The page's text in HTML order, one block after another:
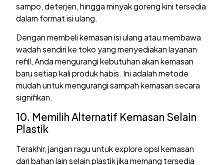
sampo, deterjen, hingga minyak goreng kini tersedia
dalam format isi ulang.
Dengan membeli kemasan isi ulang atau membawa
wadah sendiri ke toko yang menyediakan layanan
refill, Anda mengurangi kebutuhan akan kemasan
baru setiap kali produk habis. Ini adalah metode
mudah untuk mengurangi sampah kemasan secara
signifikan.
10. Memilih Alternatif Kemasan Selain
Plastik
Terakhir, jangan ragu untuk explore opsi kemasan
dari bahan lain selain plastik jika memang tersedia